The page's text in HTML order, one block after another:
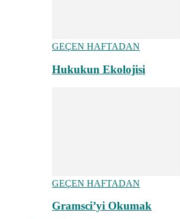
GEÇEN HAFTADAN
Hukukun Ekolojisi
GEÇEN HAFTADAN
Gramsci’yi Okumak